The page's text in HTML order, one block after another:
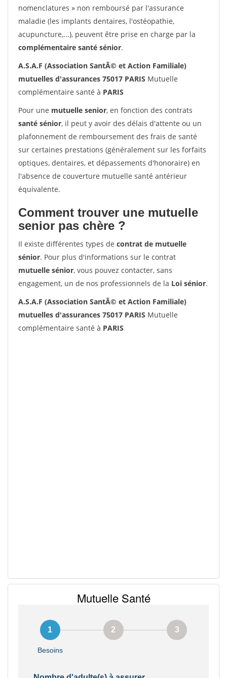
nomenclatures » non remboursé par l'assurance
maladie (les implants dentaires, l'ostéopathie,
acupuncture,...), peuvent être prise en charge par la
complémentaire santé sénior.
A.S.A.F (Association SantÃ© et Action Familiale)
mutuelles d'assurances 75017 PARIS Mutuelle
complémentaire santé à PARIS
Pour une mutuelle senior, en fonction des contrats
santé sénior, il peut y avoir des délais d'attente ou un
plafonnement de remboursement des frais de santé
sur certaines prestations (généralement sur les forfaits
optiques, dentaires, et dépassements d'honoraire) en
l'absence de couverture mutuelle santé antérieur
équivalente.
Comment trouver une mutuelle
senior pas chère ?
Il existe différentes types de contrat de mutuelle
sénior. Pour plus d'informations sur le contrat
mutuelle sénior, vous pouvez contacter, sans
engagement, un de nos professionnels de la Loi sénior.
A.S.A.F (Association SantÃ© et Action Familiale)
mutuelles d'assurances 75017 PARIS Mutuelle
complémentaire santé à PARIS